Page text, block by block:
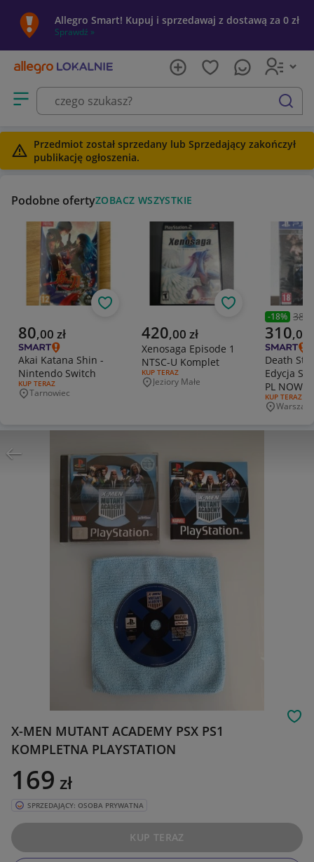
Allegro Smart! Kupuj i sprzedawaj z dostawą za 0 zł
Sprawdź »
Otwórz menu z kategoriami
szukaj
Przedmiot został sprzedany lub Sprzedający zakończył
publikację ogłoszenia.
Podobne ofertyZOBACZ WSZYSTKIE
Aktualna cena
80,00 zł
Akai Katana Shin -
Nintendo Switch
RODZAJ OFERTY:
KUP TERAZ
Miejscowość
Tarnowiec
Obserwuj
Aktualna cena
420,00 zł
Xenosaga Episode 1
NTSC-U Komplet
RODZAJ OFERTY:
KUP TERAZ
Miejscowość
Jeziory Małe
Obserwuj
-18%
Aktualna
310,00
Death
Edycja
PL NOWA
RODZAJ
KUP TERAZ
X-MEN MUTANT ACADEMY PSX PS1
KOMPLETNA PLAYSTATION
169 zł
SPRZEDAJĄCY: OSOBA PRYWATNA
KUP TERAZ